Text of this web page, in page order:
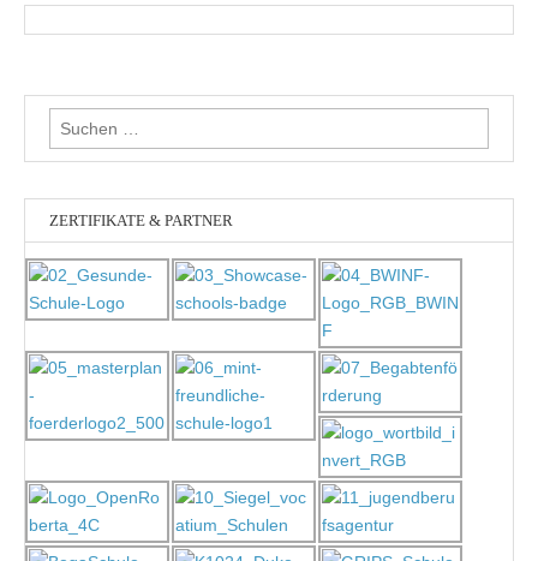
Suchen
nach:
ZERTIFIKATE & PARTNER